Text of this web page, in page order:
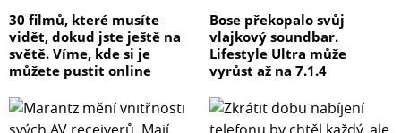
30 filmů, které musíte
vidět, dokud jste ještě na
světě. Víme, kde si je
můžete pustit online
Bose překopalo svůj
vlajkový soundbar.
Lifestyle Ultra může
vyrůst až na 7.1.4